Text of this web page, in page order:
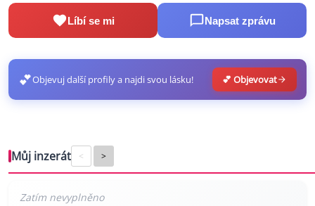
Líbí se mi Napsat zprávu
💕Objevuj další profily a najdi svou lásku! 💕 Objevovat
Můj inzerát < >